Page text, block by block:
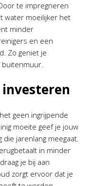
te impregneren
water moeilijker het
minder
en een
Zo geniet je
buitenmuur.
geen ingrijpende
moeite geef je jouw
jarenlang meegaat.
in minder
je bij aan
zorgt ervoor dat je